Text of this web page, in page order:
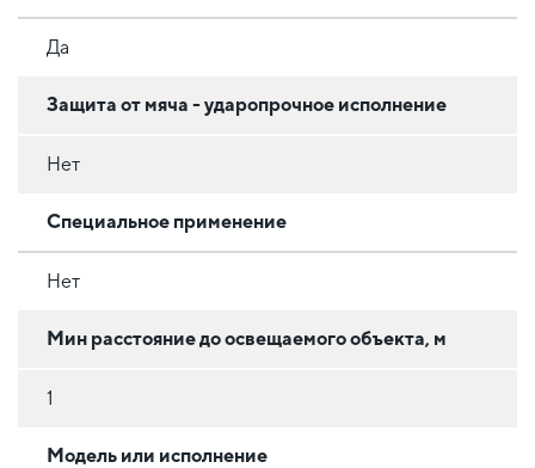
Да
Защита от мяча - ударопрочное исполнение
Нет
Специальное применение
Нет
Мин расстояние до освещаемого объекта, м
1
Модель или исполнение